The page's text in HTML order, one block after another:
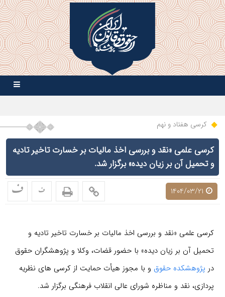
کرسی هفتاد و نهم
کرسی علمی «نقد و بررسی اخذ مالیات بر خسارت تاخیر تادیه
و تحمیل آن بر زیان دیده» برگزار شد.
ف ف
کرسی علمی «نقد و بررسی اخذ مالیات بر خسارت تاخیر تادیه و
تحمیل آن بر زیان دیده» با حضور قضات، وکلا و پژوهشگران حقوق
در پژوهشکده حقوق و با مجوز هیأت حمایت از کرسی های نظریه
پردازی، نقد و مناظره شورای عالی انقلاب فرهنگی برگزار شد.